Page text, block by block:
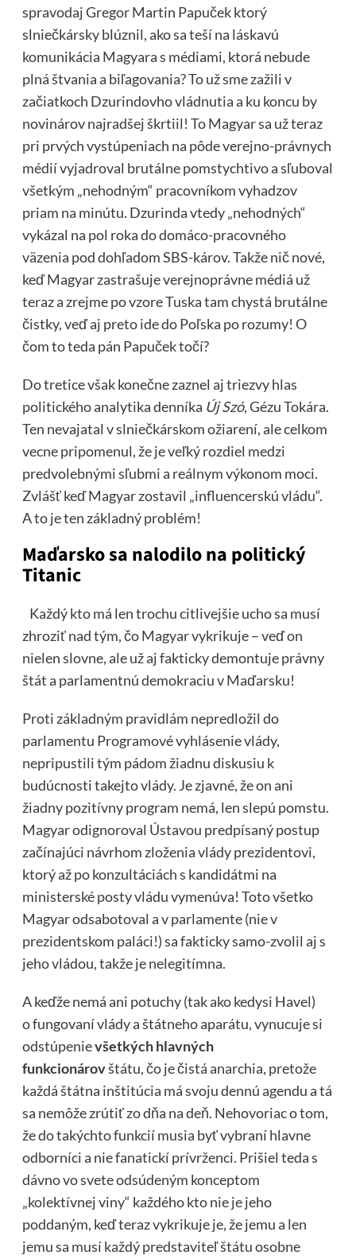
spravodaj Gregor Martin Papuček ktorý
slniečkársky blúznil, ako sa teší na láskavú
komunikácia Magyara s médiami, ktorá nebude
plná štvania a biľagovania? To už sme zažili v
začiatkoch Dzurindovho vládnutia a ku koncu by
novinárov najradšej škrtiil! To Magyar sa už teraz
pri prvých vystúpeniach na pôde verejno-právnych
médií vyjadroval brutálne pomstychtivo a sľuboval
všetkým „nehodným“ pracovníkom vyhadzov
priam na minútu. Dzurinda vtedy „nehodných“
vykázal na pol roka do domáco-pracovného
väzenia pod dohľadom SBS-károv. Takže nič nové,
keď Magyar zastrašuje verejnoprávne médiá už
teraz a zrejme po vzore Tuska tam chystá brutálne
čistky, veď aj preto ide do Poľska po rozumy! O
čom to teda pán Papuček točí?
Do tretice však konečne zaznel aj triezvy hlas
politického analytika denníka Új Szó, Gézu Tokára.
Ten nevajatal v slniečkárskom ožiarení, ale celkom
vecne pripomenul, že je veľký rozdiel medzi
predvolebnými sľubmi a reálnym výkonom moci.
Zvlášť keď Magyar zostavil „influencerskú vládu“.
A to je ten základný problém!
Maďarsko sa nalodilo na politický
Titanic
Každý kto má len trochu citlivejšie ucho sa musí
zhroziť nad tým, čo Magyar vykrikuje – veď on
nielen slovne, ale už aj fakticky demontuje právny
štát a parlamentnú demokraciu v Maďarsku!
Proti základným pravidlám nepredložil do
parlamentu Programové vyhlásenie vlády,
nepripustili tým pádom žiadnu diskusiu k
budúcnosti takejto vlády. Je zjavné, že on ani
žiadny pozitívny program nemá, len slepú pomstu.
Magyar odignoroval Ústavou predpísaný postup
začínajúci návrhom zloženia vlády prezidentovi,
ktorý až po konzultáciách s kandidátmi na
ministerské posty vládu vymenúva! Toto všetko
Magyar odsabotoval a v parlamente (nie v
prezidentskom paláci!) sa fakticky samo-zvolil aj s
jeho vládou, takže je nelegitímna.
A keďže nemá ani potuchy (tak ako kedysi Havel)
o fungovaní vlády a štátneho aparátu, vynucuje si
odstúpenievšetkých hlavných
funkcionárovštátu, čo je čistá anarchia, pretože
každá štátna inštitúcia má svoju dennú agendu a tá
sa nemôže zrútiť zo dňa na deň. Nehovoriac o tom,
že do takýchto funkcií musia byť vybraní hlavne
odborníci a nie fanatickí prívrženci. Prišiel teda s
dávno vo svete odsúdeným konceptom
„kolektívnej viny“ každého kto nie je jeho
poddaným, keď teraz vykrikuje je, že jemu a len
jemu sa musí každý predstaviteľ štátu osobne